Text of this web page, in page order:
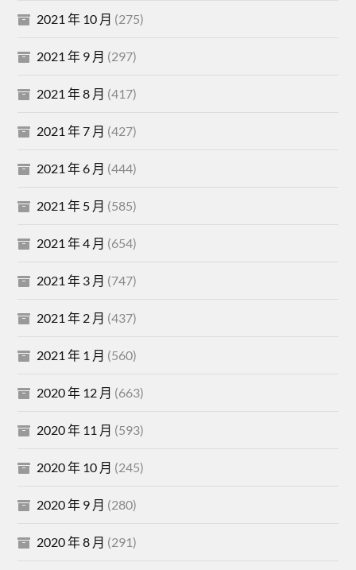
2021 年 10 月 (275)
2021 年 9 月 (297)
2021 年 8 月 (417)
2021 年 7 月 (427)
2021 年 6 月 (444)
2021 年 5 月 (585)
2021 年 4 月 (654)
2021 年 3 月 (747)
2021 年 2 月 (437)
2021 年 1 月 (560)
2020 年 12 月 (663)
2020 年 11 月 (593)
2020 年 10 月 (245)
2020 年 9 月 (280)
2020 年 8 月 (291)